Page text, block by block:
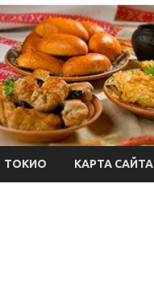
ТОКИО КАРТА САЙТА